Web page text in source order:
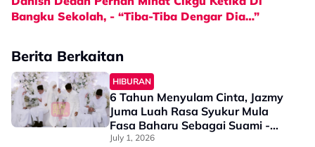
Bangku Sekolah, - “Tiba-Tiba Dengar Dia…”
Berita Berkaitan
HIBURAN
6 Tahun Menyulam Cinta, Jazmy
Juma Luah Rasa Syukur Mula
Fasa Baharu Sebagai Suami -
“Terima Kasih Kerana…”
July 1, 2026